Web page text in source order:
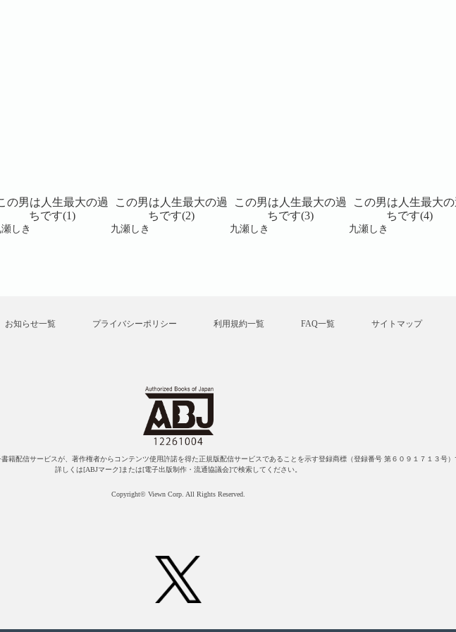
の男は人生最大の過
ちです(1)
しき
この男は人生最大の過
ちです(2)
九瀬しき
この男は人生最大の過
ちです(3)
九瀬しき
この男は人生最大の
ちです(4)
九瀬しき
お知らせ一覧 プライバシーポリシー 利用規約一覧 FAQ一覧 サイトマップ
籍配信サービスが、著作権者からコンテンツ使用許諾を得た正規版配信サービスであることを示す登録商標（登録番号 第６０９１７１３号）
詳しくは[ABJマーク]または[電子出版制作・流通協議会]で検索してください。
Copyright© Viewn Corp. All Rights Reserved.